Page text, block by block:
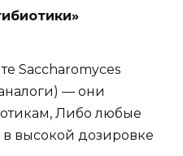
Saccharomyces
— они
Либо любые
высокой дозировке